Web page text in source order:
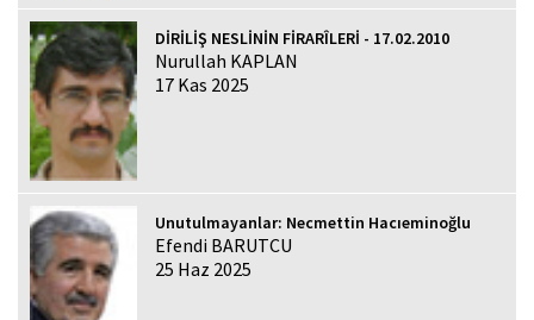
DİRİLİŞ NESLİNİN FİRARÎLERİ - 17.02.2010
Nurullah KAPLAN
17 Kas 2025
Unutulmayanlar: Necmettin Hacıeminoğlu
Efendi BARUTCU
25 Haz 2025